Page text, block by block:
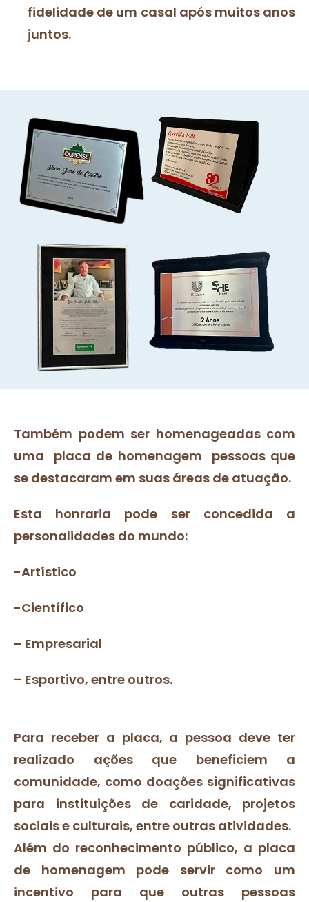
fidelidade de um casal após muitos anos
juntos.
Também podem ser homenageadas com
uma placa de homenagem pessoas que
se destacaram em suas áreas de atuação.
Esta honraria pode ser concedida a
personalidades do mundo:
-Artístico
-Científico
– Empresarial
– Esportivo, entre outros.
Para receber a placa, a pessoa deve ter
realizado ações que beneficiem a
comunidade, como doações significativas
para instituições de caridade, projetos
sociais e culturais, entre outras atividades.
Além do reconhecimento público, a placa
de homenagem pode servir como um
incentivo para que outras pessoas